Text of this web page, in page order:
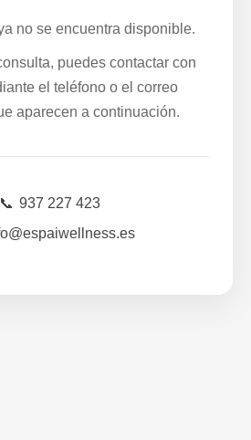
no se encuentra disponible.
puedes contactar con
el teléfono o el correo
aparecen a continuación.
📞 937 227 423